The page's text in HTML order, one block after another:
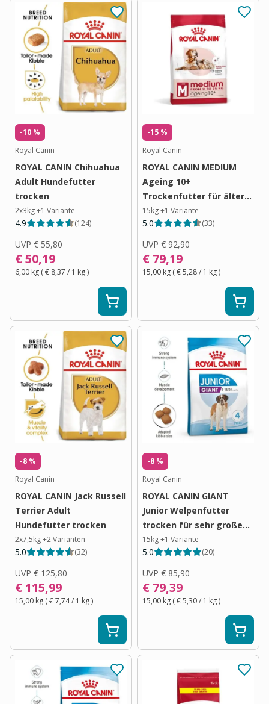
-10 %
Royal Canin
ROYAL CANIN Chihuahua
Adult Hundefutter
trocken
2x3kg+1 Variante
4.9 (124)
UVP € 55,80
€ 50,19
6,00 kg (€ 8,37 / 1 kg)
-15 %
Royal Canin
ROYAL CANIN MEDIUM
Ageing 10+
Trockenfutter für ältere
mittelgroße Hunde
15kg+1 Variante
5.0 (33)
UVP € 92,90
€ 79,19
15,00 kg (€ 5,28/ 1 kg)
-8 %
Royal Canin
ROYAL CANIN Jack Russell
Terrier Adult
Hundefutter trocken
2x7,5kg+2Varianten
5.0 (32)
UVP € 125,80
€ 115,99
15,00 kg (€ 7,74/ 1 kg)
-8 %
Royal Canin
ROYAL CANIN GIANT
Junior Welpenfutter
trocken für sehr große
Hunde
15kg+1 Variante
5.0 (20)
UVP € 85,90
€ 79,39
15,00 kg (€ 5,30/ 1 kg)